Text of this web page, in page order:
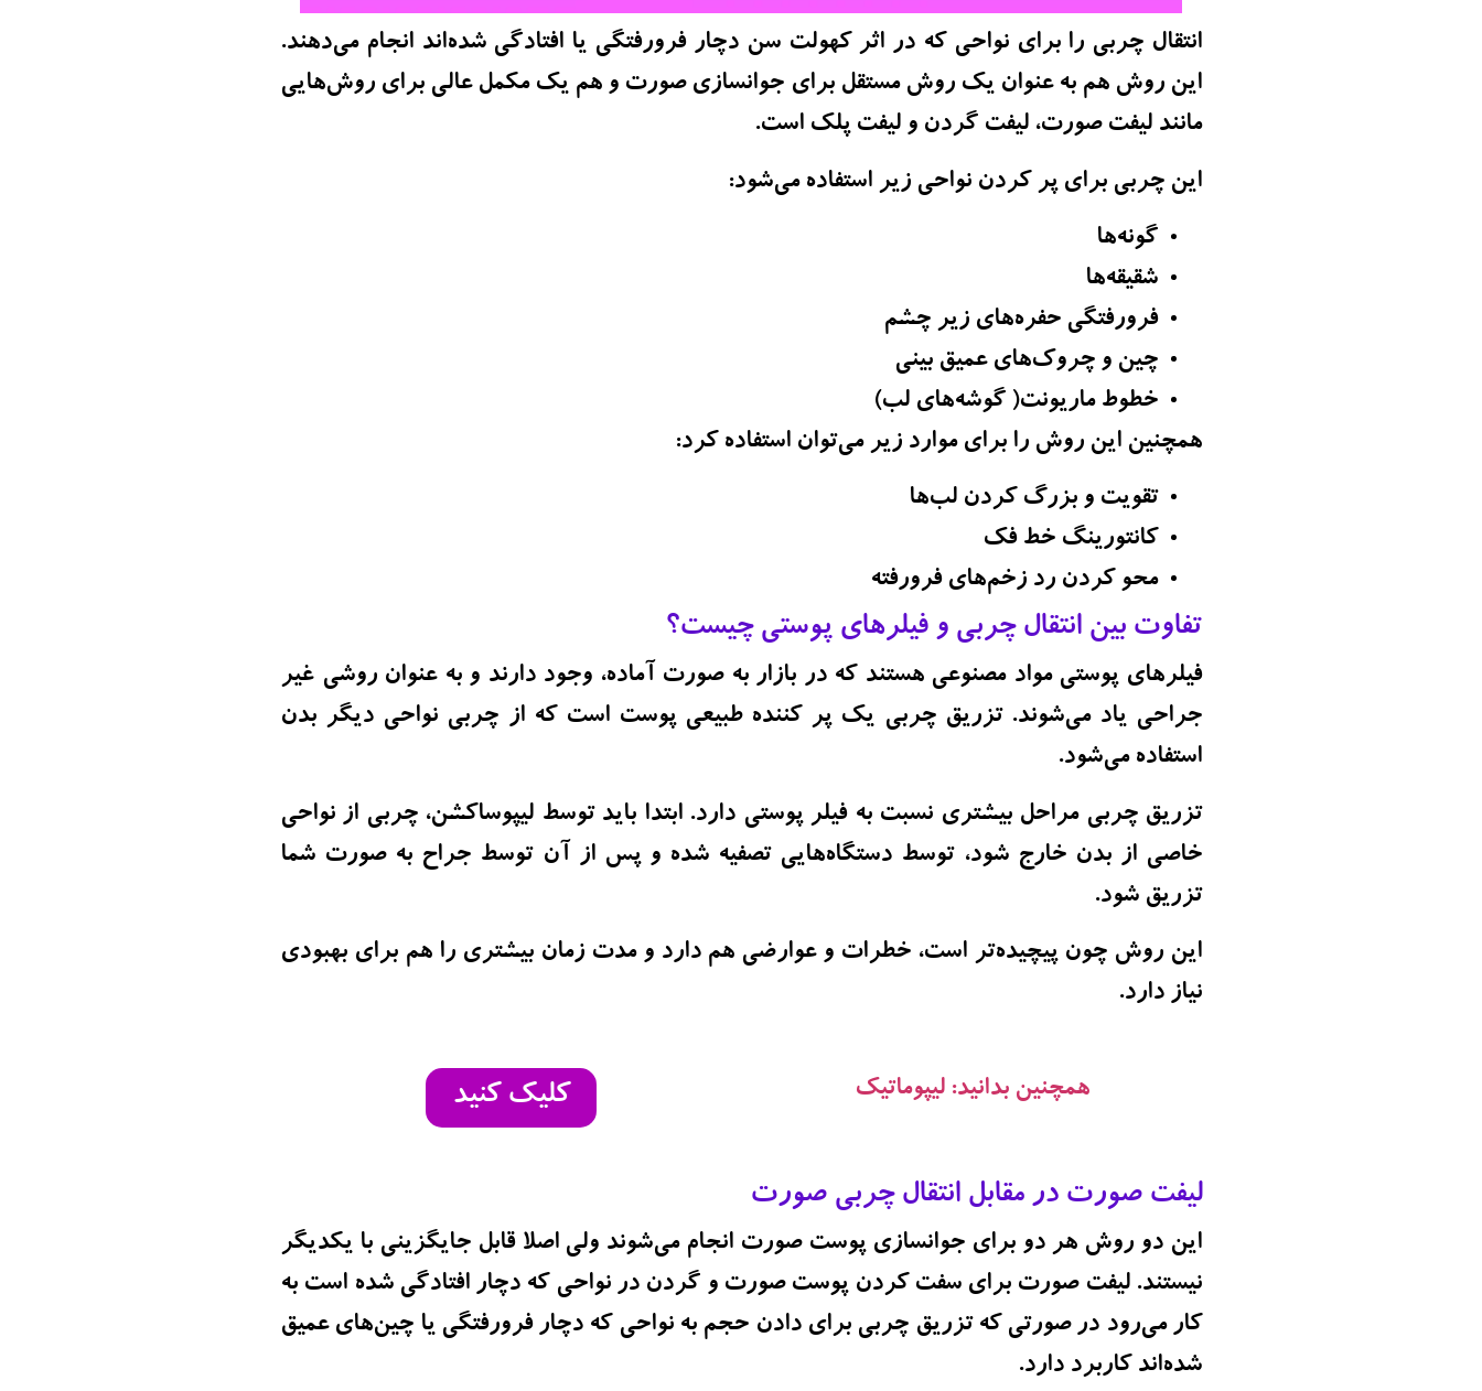
انتقال چربی را برای نواحی که در اثر کهولت سن دچار فرورفتگی یا افتادگی شده‌اند انجام می‌دهند.
این روش هم به عنوان یک روش مستقل برای جوانسازی صورت و هم یک مکمل عالی برای روش‌هایی
مانند لیفت صورت، لیفت گردن و لیفت پلک است.
این چربی برای پر کردن نواحی زیر استفاده می‌شود:
گونه‌ها
شقیقه‌ها
فرورفتگی حفره‌های زیر چشم
چین و چروک‌های عمیق بینی
خطوط ماریونت( گوشه‌های لب)
همچنین این روش را برای موارد زیر می‌توان استفاده کرد:
تقویت و بزرگ کردن لب‌ها
کانتورینگ خط فک
محو کردن رد زخم‌های فرورفته
تفاوت بین انتقال چربی و فیلرهای پوستی چیست؟
فیلرهای پوستی مواد مصنوعی هستند که در بازار به صورت آماده، وجود دارند و به عنوان روشی غیر
جراحی یاد می‌شوند. تزریق چربی یک پر کننده طبیعی پوست است که از چربی نواحی دیگر بدن
استفاده می‌شود.
تزریق چربی مراحل بیشتری نسبت به فیلر پوستی دارد. ابتدا باید توسط لیپوساکشن، چربی از نواحی
خاصی از بدن خارج شود، توسط دستگاه‌هایی تصفیه شده و پس از آن توسط جراح به صورت شما
تزریق شود.
این روش چون پیچیده‌تر است، خطرات و عوارضی هم دارد و مدت زمان بیشتری را هم برای بهبودی
نیاز دارد.
همچنین بدانید: لیپوماتیک کلیک کنید
لیفت صورت در مقابل انتقال چربی صورت
این دو روش هر دو برای جوانسازی پوست صورت انجام می‌شوند ولی اصلا قابل جایگزینی با یکدیگر
نیستند. لیفت صورت برای سفت کردن پوست صورت و گردن در نواحی که دچار افتادگی شده است به
کار می‌رود در صورتی که تزریق چربی برای دادن حجم به نواحی که دچار فرورفتگی یا چین‌های عمیق
شده‌اند کاربرد دارد.